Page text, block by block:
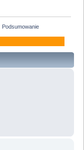
Podsumowanie